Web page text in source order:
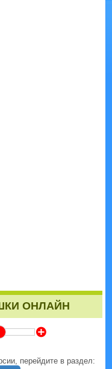
ОНЛАЙН
Z
перейдите в раздел: